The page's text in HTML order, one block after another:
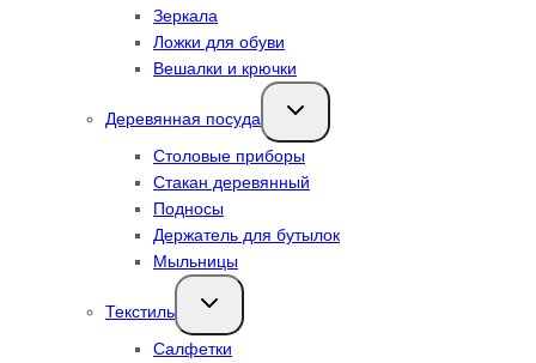
Зеркала
Ложки для обуви
Вешалки и крючки
Деревянная посуда
Переключить
дочернее
Столовые приборы
Стакан деревянный
Подносы
Держатель для бутылок
Мыльницы
Текстиль
Переключить
дочернее
Салфетки